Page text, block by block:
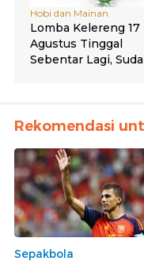
Rekomendasi
Sepakbola